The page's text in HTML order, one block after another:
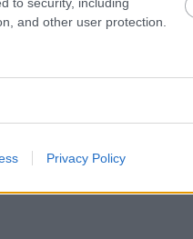
and other user protection.
Privacy Policy